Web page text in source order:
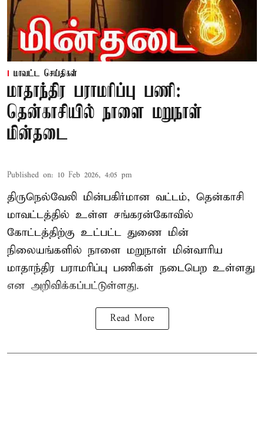
மாவட்ட செய்திகள்
மாதாந்திர பராமரிப்பு பணி:
தென்காசியில் நாளை மறுநாள்
மின்தடை
Published on: 10 Feb 2026, 4:05 pm
திருநெல்வேலி மின்பகிர்மான வட்டம், தென்காசி
மாவட்டத்தில் உள்ள சங்கரன்கோவில்
கோட்டத்திற்கு உட்பட்ட துணை மின்
நிலையங்களில் நாளை மறுநாள் மின்வாரிய
மாதாந்திர பராமரிப்பு பணிகள் நடைபெற உள்ளது
என அறிவிக்கப்பட்டுள்ளது.
Read More